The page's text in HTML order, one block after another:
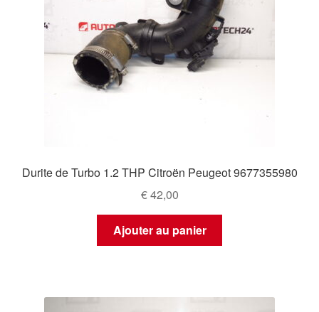
Durite de Turbo 1.2 THP Citroën Peugeot 9677355980
€42,00
Ajouter au panier